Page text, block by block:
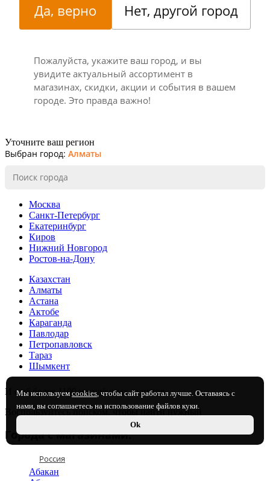
Мы используем cookies, чтобы сайт работал лучше. Оставаясь с
нами, вы соглашаетесь на использование файлов куки.
Ok
Да, верно Нет, другой город
Пожалуйста, укажите ваш город, и вы
увидите актуальный ассортимент в
магазинах, скидки, акции и события в вашем
городе. Это правда важно!
Уточните ваш регион
Выбран город: Алматы
Москва
Санкт-Петербург
Екатеринбург
Киров
Нижний Новгород
Ростов-на-Дону
Казахстан
Алматы
Астана
Актобе
Караганда
Павлодар
Петропавловск
Тараз
Шымкент
И ещё более 1100 населённых пунктов
Воспользуйтесь поиском, чтобы найти нужный
Города с магазинами:
Россия
Абакан